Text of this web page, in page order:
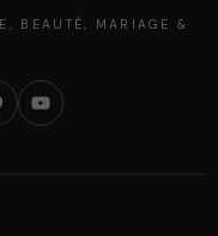
BEAUTÉ, MARIAGE &